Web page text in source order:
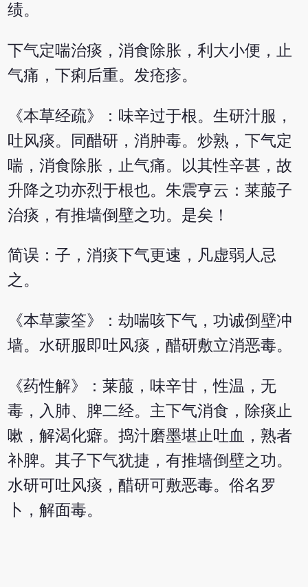
绩。
下气定喘治痰，消食除胀，利大小便，止
气痛，下痢后重。发疮疹。
《本草经疏》：味辛过于根。生研汁服，
吐风痰。同醋研，消肿毒。炒熟，下气定
喘，消食除胀，止气痛。以其性辛甚，故
升降之功亦烈于根也。朱震亨云：莱菔子
治痰，有推墙倒壁之功。是矣！
简误：子，消痰下气更速，凡虚弱人忌
之。
《本草蒙筌》：劫喘咳下气，功诚倒壁冲
墙。水研服即吐风痰，醋研敷立消恶毒。
《药性解》：莱菔，味辛甘，性温，无
毒，入肺、脾二经。主下气消食，除痰止
嗽，解渴化癖。捣汁磨墨堪止吐血，熟者
补脾。其子下气犹捷，有推墙倒壁之功。
水研可吐风痰，醋研可敷恶毒。俗名罗
卜，解面毒。